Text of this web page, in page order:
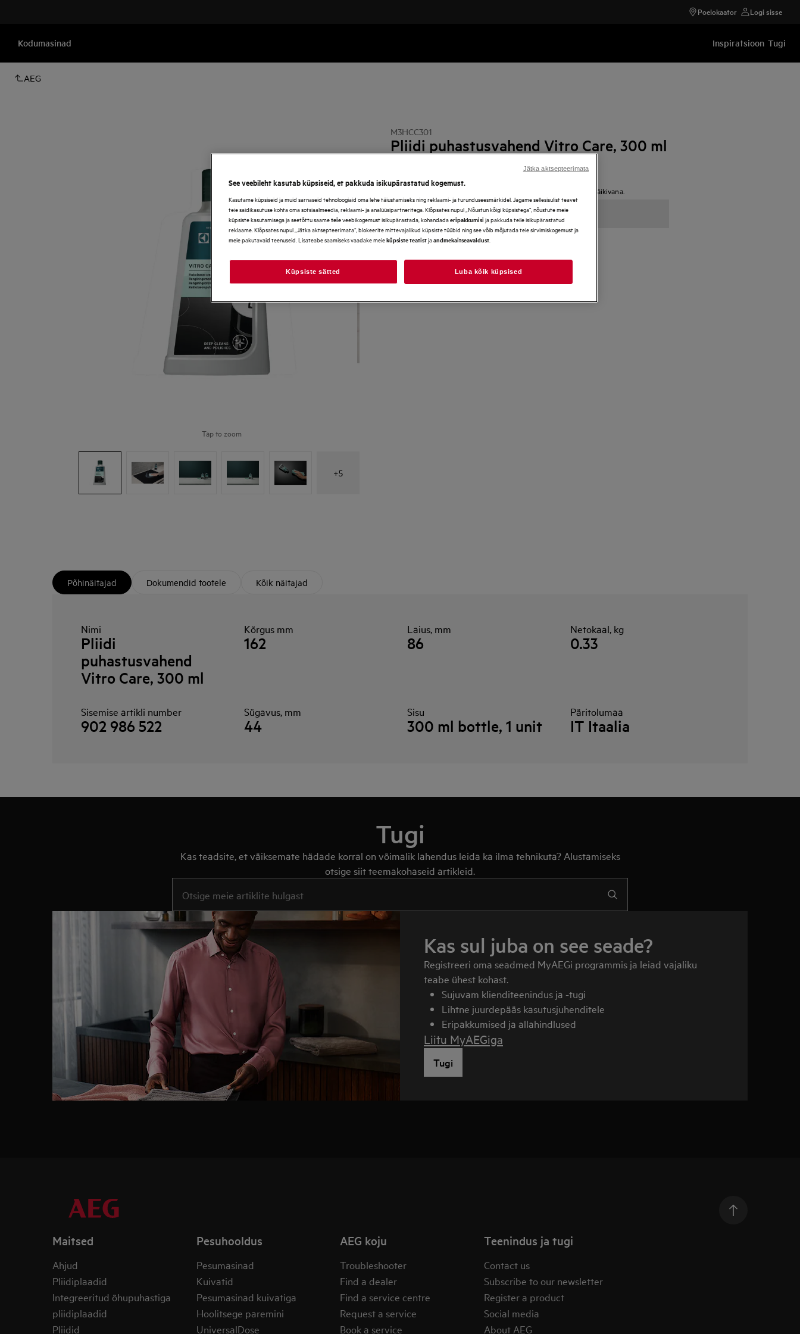
Poelokaator Logi sisse
Kodumasinad Inspiratsioon Tugi
AEG
Tap to zoom
+5
M3HCC301
Pliidi puhastusvahend Vitro Care, 300 ml
Mitteabrasiivse puhastuskreemi abil hoiate oma pliidi puhta ja läikivana.
Põhinäitajad Dokumendid tootele Kõik näitajad
Nimi
Pliidi
puhastusvahend
Vitro Care, 300 ml
Kõrgus mm
162
Laius, mm
86
Netokaal, kg
0.33
Sisemise artikli number
902 986 522
Sügavus, mm
44
Sisu
300 ml bottle, 1 unit
Päritolumaa
IT Itaalia
Tugi
Kas teadsite, et väiksemate hädade korral on võimalik lahendus leida ka ilma tehnikuta? Alustamiseks
otsige siit teemakohaseid artikleid.
Kas sul juba on see seade?
Registreeri oma seadmed MyAEGi programmis ja leiad vajaliku
teabe ühest kohast.
Sujuvam klienditeenindus ja -tugi
Lihtne juurdepääs kasutusjuhenditele
Eripakkumised ja allahindlused
Liitu MyAEGiga
Tugi
Maitsed
Ahjud
Pliidiplaadid
Integreeritud õhupuhastiga
pliidiplaadid
Pliidid
Pesuhooldus
Pesumasinad
Kuivatid
Pesumasinad kuivatiga
Hoolitsege paremini
UniversalDose
AEG koju
Troubleshooter
Find a dealer
Find a service centre
Request a service
Book a service
Teenindus ja tugi
Contact us
Subscribe to our newsletter
Register a product
Social media
About AEG
See veebileht kasutab küpsiseid, et pakkuda isikupärastatud kogemust.
Kasutame küpsiseid ja muid sarnaseid tehnoloogiaid oma lehe täiustamiseks ning reklaami- ja turunduseesmärkidel. Jagame sellesisulist teavet
teie saidikasutuse kohta oma sotsiaalmeedia, reklaami- ja analüüsipartneritega. Klõpsates nupul „Nõustun kõigi küpsistega“, nõustute meie
küpsiste kasutamisega ja seetõttu saameteieveebikogemust isikupärastada, kohandadaeripakkumisi ja pakkuda teile isikupärastatud
reklaame. Klõpsates nupul „Jätka aktsepteerimata“, blokeerite mittevajalikud küpsiste tüübid ning see võib mõjutada teie sirvimiskogemust ja
meie pakutavaid teenuseid. Lisateabe saamiseks vaadake meieküpsiste teatistjaandmekaitseavaldust
Küpsiste sätted Luba kõik küpsised
Jätka aktsepteerimata